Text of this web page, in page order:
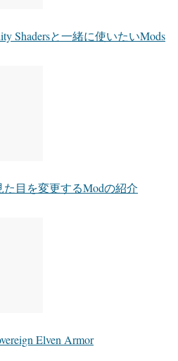
Shadersと一緒に使いたいMods
た目を変更するModの紹介
Elven Armor